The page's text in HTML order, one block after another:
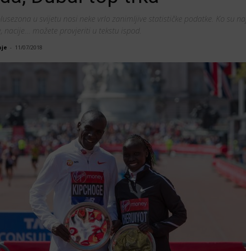
u svijetu nosi neke vrlo zanimljive statističke podatke. Ko su
nacije... možete provjeriti u tekstu ispod.
- 11/07/2018